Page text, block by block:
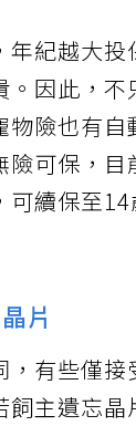
紀越大投
。因此，不
物險也有自
險可保，目
可續保至
片
有些僅接
飼主遺忘晶